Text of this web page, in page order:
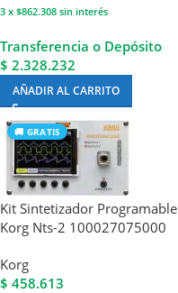
3 x $862.308 sin interés
Transferencia o Depósito
$ 2.328.232
AÑADIR AL CARRITO
🚚 GRATIS
Kit Sintetizador Programable
Korg Nts-2 100027075000
Korg
$ 458.613